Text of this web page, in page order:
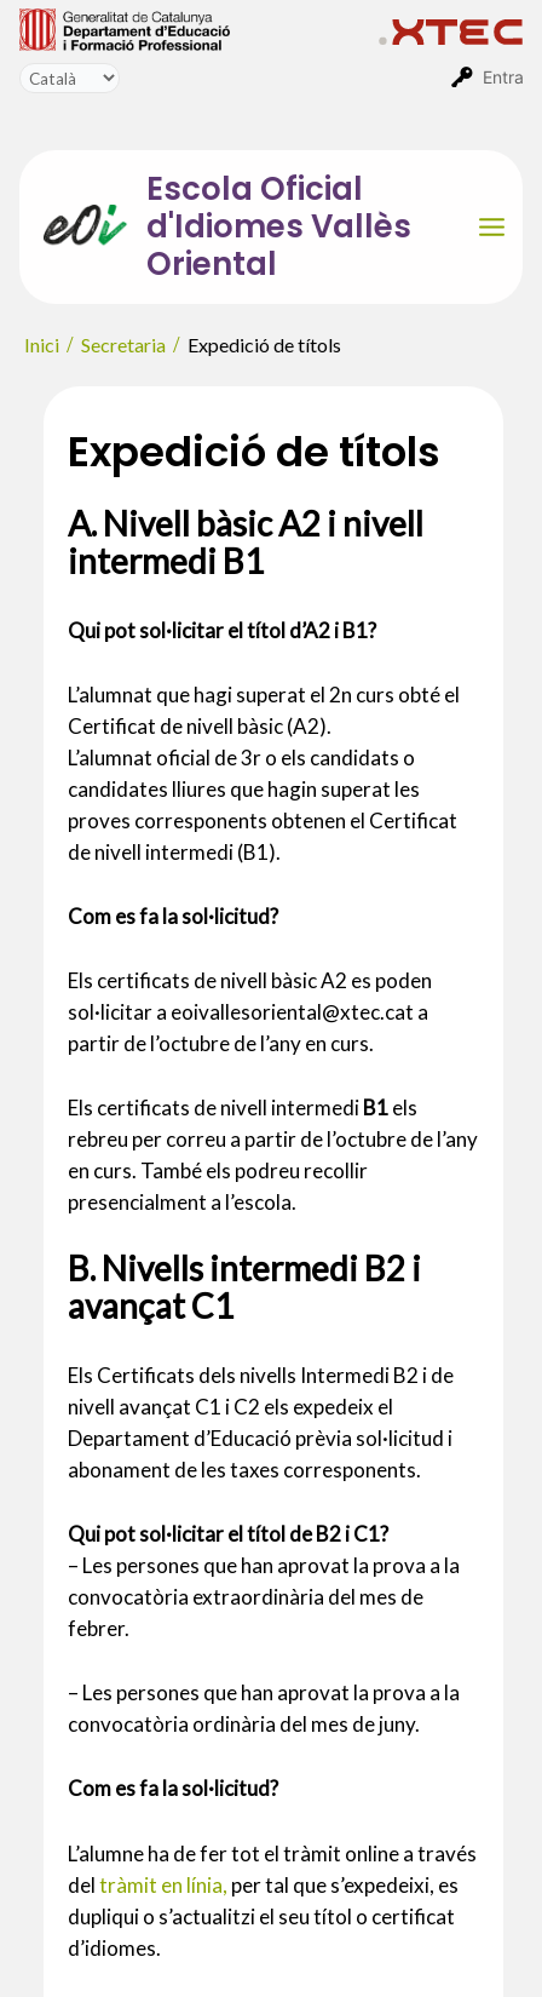
Entra
Vés
contingut
Escola Oficial
d'Idiomes Vallès
Oriental
Inici Secretaria Expedició de títols
Expedició de títols
A. Nivell bàsic A2 i nivell
intermedi B1
Qui pot sol·licitar el títol d’A2 i B1?
L’alumnat que hagi superat el 2n curs obté el
Certificat de nivell bàsic (A2).
L’alumnat oficial de 3r o els candidats o
candidates lliures que hagin superat les
proves corresponents obtenen el Certificat
de nivell intermedi (B1).
Com es fa la sol·licitud?
Els certificats de nivell bàsic A2 es poden
sol·licitar a eoivallesoriental@xtec.cat a
partir de l’octubre de l’any en curs.
Els certificats de nivell intermediB1els
rebreu per correu a partir de l’octubre de l’any
en curs. També els podreu recollir
presencialment a l’escola.
B. Nivells intermedi B2 i
avançat C1
Els Certificats dels nivells Intermedi B2 i de
nivell avançat C1 i C2 els expedeix el
Departament d’Educació prèvia sol·licitud i
abonament de les taxes corresponents.
Qui pot sol·licitar el títol de B2 i C1?
– Les persones que han aprovat la prova a la
convocatòria extraordinària del mes de
febrer.
– Les persones que han aprovat la prova a la
convocatòria ordinària del mes de juny.
Com es fa la sol·licitud?
L’alumne ha de fer tot el tràmit online a través
deltràmit en línia, per tal que s’expedeixi, es
dupliqui o s’actualitzi el seu títol o certificat
d’idiomes.